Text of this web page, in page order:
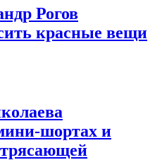
Рогов
красные вещи
шортах и